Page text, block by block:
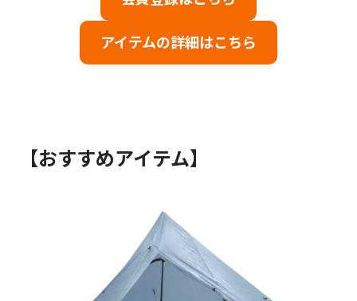
アイテムの詳細はこちら
【おすすめアイテム】